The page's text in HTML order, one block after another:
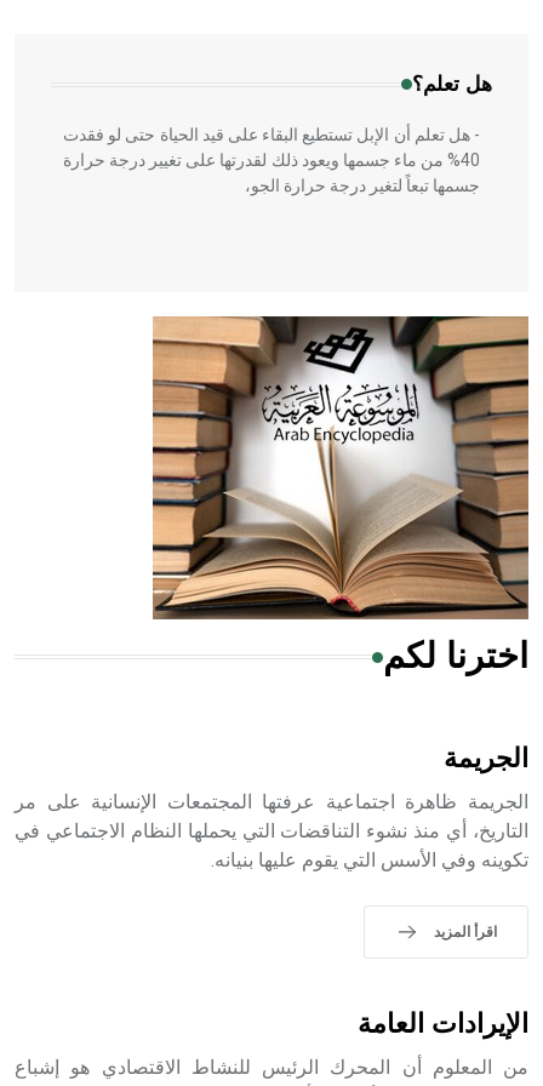
هل تعلم؟
- هل تعلم أن الإبل تستطيع البقاء على قيد الحياة حتى لو فقدت
40% من ماء جسمها ويعود ذلك لقدرتها على تغيير درجة حرارة
جسمها تبعاً لتغير درجة حرارة الجو،
- هل تعلم أن أبقراط كتب في الطب أربعة مؤلفات هي:
الحكم، الأدلة، تنظيم التغذية، ورسالته في جروح الرأس. ويعود
له الفضل بأنه حرر الطب من الدين والفلسفة.
- هل تعلم أن المرجان إفراز حيواني يتكون في البحر ويتركب
من مادة كربونات الكلسيوم، وهو أحمر أو شديد الحمرة وهو
أجود أنواعه، ويمتاز بكبر الحجم ويسمى الش
هل تعلم أن الأبسيد كلمة فرنسية اللفظ تم اعتمادها مصطلحاً
- هل تعلم أن أبجر Abgar اسم معروف جيداً يعود إلى عدد من
التاسع، وهم ينتسبون إلى أسرة أوسروين
sign تكتب منفصلة غير متصلة، وتعتمد المبدأ الأكوروفوني،
اخترنا لكم
الجريمة
الجريمة ظاهرة اجتماعية عرفتها المجتمعات الإنسانية على مر
التاريخ، أي منذ نشوء التناقضات التي يحملها النظام الاجتماعي في
تكوينه وفي الأسس التي يقوم عليها بنيانه.
اقرأ المزيد
الإيرادات العامة
من المعلوم أن المحرك الرئيس للنشاط الاقتصادي هو إشباع